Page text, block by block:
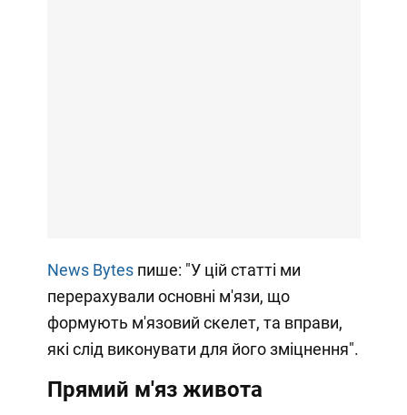
News Bytesпише: "У цій статті ми
перерахували основні м'язи, що
формують м'язовий скелет, та вправи,
які слід виконувати для його зміцнення".
Прямий м'яз живота